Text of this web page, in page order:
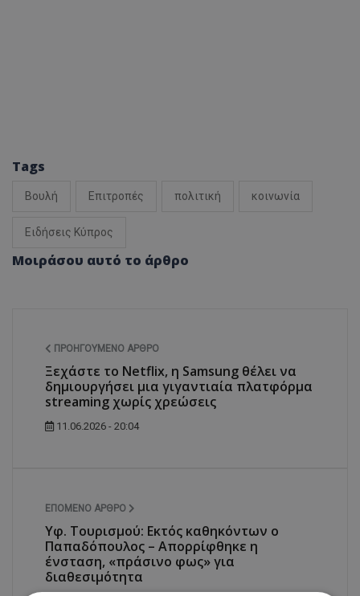
Tags
Βουλή Επιτροπές πολιτική κοινωνία
Ειδήσεις Κύπρος
Μοιράσου αυτό το άρθρο
ΠΡΟΗΓΟΎΜΕΝΟ ΆΡΘΡΟ
Ξεχάστε το Netflix, η Samsung θέλει να
δημιουργήσει μια γιγαντιαία πλατφόρμα
streaming χωρίς χρεώσεις
11.06.2026 - 20:04
ΕΠΌΜΕΝΟ ΆΡΘΡΟ
Υφ. Τουρισμού: Εκτός καθηκόντων ο
Παπαδόπουλος – Απορρίφθηκε η
ένσταση, «πράσινο φως» για
διαθεσιμότητα